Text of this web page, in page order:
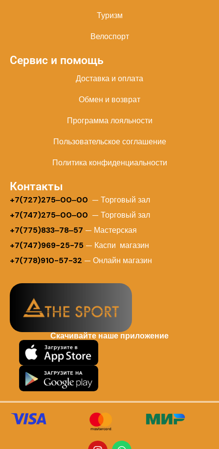
Туризм
Велоспорт
Сервис и помощь
Доставка и оплата
Обмен и возврат
Программа лояльности
Пользовательское соглашение
Политика конфиденциальности
Контакты
+7(727)275‒00‒00 — Торговый зал
+7(747)275‒00‒00 — Торговый зал
+7(775)833‒78‒57 — Мастерская
+7(747)969-25-75 — Каспи магазин
+7(778)910-57-32 — Онлайн магазин
Скачивайте наше приложение